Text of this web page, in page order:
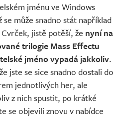
jménu ve Windows
může snadno stát například
jistě potěší, že nyní na
trilogie Mass Effectu
jméno vypadá jakkoliv.
jste se sice snadno dostali do
jednotlivých her, ale
z nich spustit, po krátké
se objevili znovu v nabídce